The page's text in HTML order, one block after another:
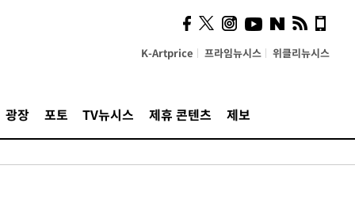
K-Artprice 프라임뉴시스 위클리뉴시스
광장 포토 TV뉴시스 제휴 콘텐츠 제보